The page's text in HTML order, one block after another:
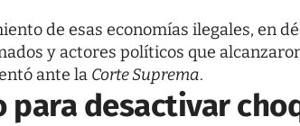
de esas economías ilegales, en
y actores políticos que
ante la Corte Suprema.
para desactivar